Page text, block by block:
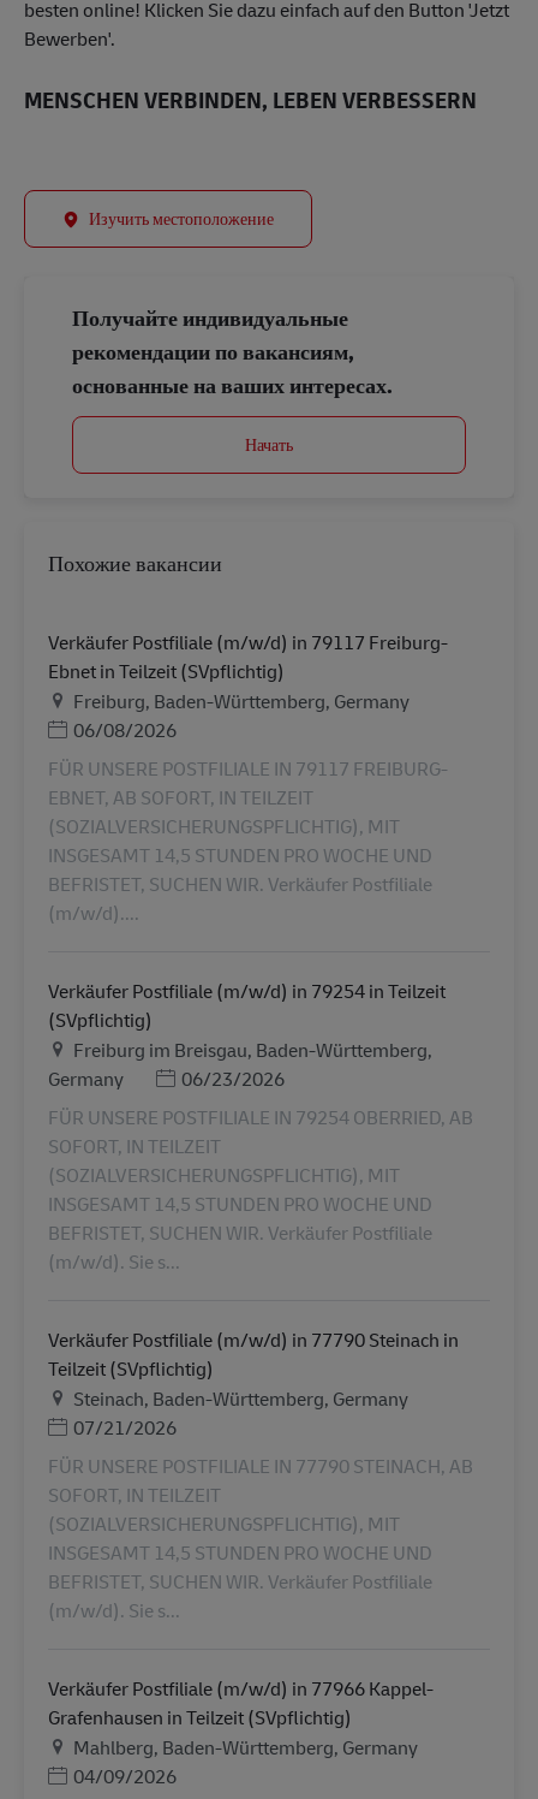
besten online! Klicken Sie dazu einfach auf den Button 'Jetzt
Bewerben'.
MENSCHEN VERBINDEN, LEBEN VERBESSERN
Изучить местоположение
Получайте индивидуальные
рекомендации по вакансиям,
основанные на ваших интересах.
Начать
Похожие вакансии
Verkäufer Postfiliale (m/w/d) in 79117 Freiburg-
Ebnet in Teilzeit (SVpflichtig)
Местоположение
Freiburg, Baden-Württemberg, Germany
Дата публикации
06/08/2026
FÜR UNSERE POSTFILIALE IN 79117 FREIBURG-
EBNET, AB SOFORT, IN TEILZEIT
(SOZIALVERSICHERUNGSPFLICHTIG), MIT
INSGESAMT 14,5 STUNDEN PRO WOCHE UND
BEFRISTET, SUCHEN WIR. Verkäufer Postfiliale
(m/w/d)....
Verkäufer Postfiliale (m/w/d) in 79254 in Teilzeit
(SVpflichtig)
Местоположение
Freiburg im Breisgau, Baden-Württemberg,
Germany
Дата публикации
06/23/2026
FÜR UNSERE POSTFILIALE IN 79254 OBERRIED, AB
SOFORT, IN TEILZEIT
(SOZIALVERSICHERUNGSPFLICHTIG), MIT
INSGESAMT 14,5 STUNDEN PRO WOCHE UND
BEFRISTET, SUCHEN WIR. Verkäufer Postfiliale
(m/w/d). Sie s...
Verkäufer Postfiliale (m/w/d) in 77790 Steinach in
Teilzeit (SVpflichtig)
Местоположение
Steinach, Baden-Württemberg, Germany
Дата публикации
07/21/2026
FÜR UNSERE POSTFILIALE IN 77790 STEINACH, AB
SOFORT, IN TEILZEIT
(SOZIALVERSICHERUNGSPFLICHTIG), MIT
INSGESAMT 14,5 STUNDEN PRO WOCHE UND
BEFRISTET, SUCHEN WIR. Verkäufer Postfiliale
(m/w/d). Sie s...
Verkäufer Postfiliale (m/w/d) in 77966 Kappel-
Grafenhausen in Teilzeit (SVpflichtig)
Местоположение
Mahlberg, Baden-Württemberg, Germany
Дата публикации
04/09/2026